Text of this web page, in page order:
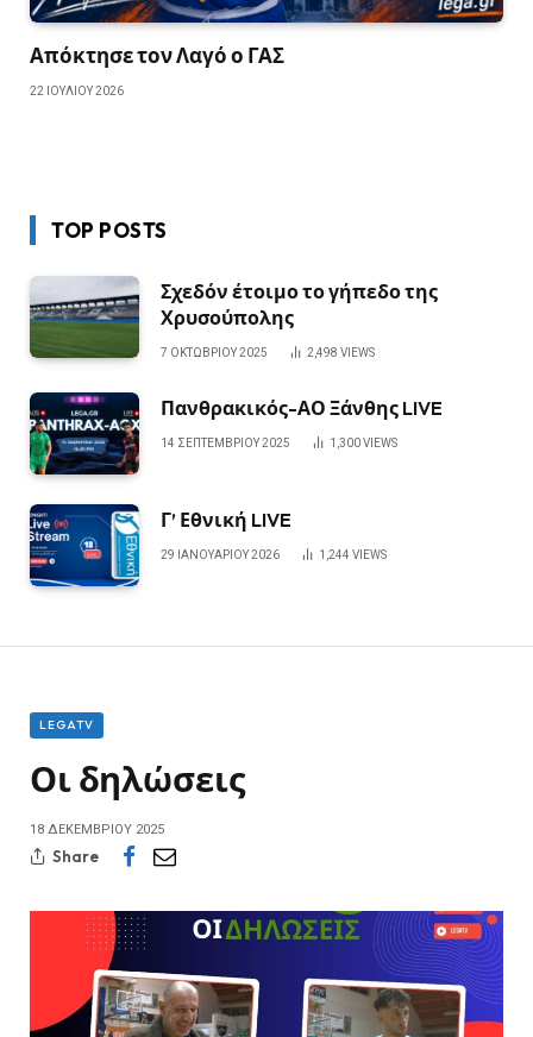
Απόκτησε τον Λαγό ο ΓΑΣ
22 ΙΟΥΛΊΟΥ 2026
TOP POSTS
Σχεδόν έτοιμο το γήπεδο της
Χρυσούπολης
7 ΟΚΤΩΒΡΊΟΥ 2025 2,498 VIEWS
Πανθρακικός-ΑΟ Ξάνθης LIVE
14 ΣΕΠΤΕΜΒΡΊΟΥ 2025 1,300VIEWS
Γ’ Εθνική LIVE
29 ΙΑΝΟΥΑΡΊΟΥ 2026 1,244 VIEWS
LEGATV
Οι δηλώσεις
18 ΔΕΚΕΜΒΡΊΟΥ 2025
Share